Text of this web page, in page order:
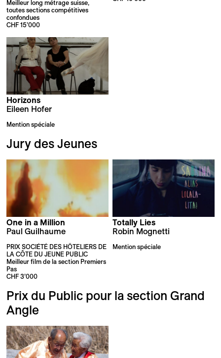
Meilleur long métrage suisse,
toutes sections compétitives
confondues
CHF 15’000
Horizons
Eileen Hofer
Mention spéciale
Jury des Jeunes
One in a Million
Paul Guilhaume
PRIX SOCIÉTÉ DES HÔTELIERS DE
LA CÔTE DU JEUNE PUBLIC
Meilleur film de la section Premiers
Pas
CHF 3’000
Totally Lies
Robin Mognetti
Mention spéciale
Prix du Public pour la section Grand
Angle